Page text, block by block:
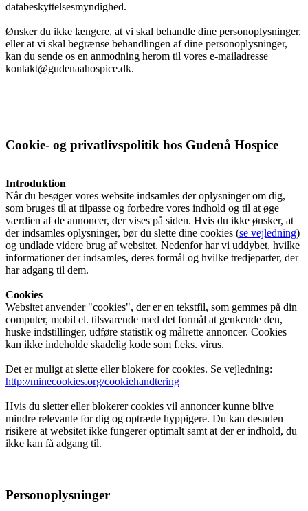
Kontakt
Link to Facebook
databeskyttelsesmyndighed.
Ønsker du ikke længere, at vi skal behandle dine personoplysninger,
eller at vi skal begrænse behandlingen af dine personoplysninger,
kan du sende os en anmodning herom til vores e-mailadresse
kontakt@gudenaahospice.dk.
Cookie- og privatlivspolitik hos Gudenå Hospice
Introduktion
Når du besøger vores website indsamles der oplysninger om dig,
som bruges til at tilpasse og forbedre vores indhold og til at øge
værdien af de annoncer, der vises på siden. Hvis du ikke ønsker, at
der indsamles oplysninger, bør du slette dine cookies (se vejledning)
og undlade videre brug af websitet. Nedenfor har vi uddybet, hvilke
informationer der indsamles, deres formål og hvilke tredjeparter, der
har adgang til dem.
Cookies
Websitet anvender "cookies", der er en tekstfil, som gemmes på din
computer, mobil el. tilsvarende med det formål at genkende den,
huske indstillinger, udføre statistik og målrette annoncer. Cookies
kan ikke indeholde skadelig kode som f.eks. virus.
Det er muligt at slette eller blokere for cookies. Se vejledning:
http://minecookies.org/cookiehandtering
Hvis du sletter eller blokerer cookies vil annoncer kunne blive
mindre relevante for dig og optræde hyppigere. Du kan desuden
risikere at websitet ikke fungerer optimalt samt at der er indhold, du
ikke kan få adgang til.
Personoplysninger